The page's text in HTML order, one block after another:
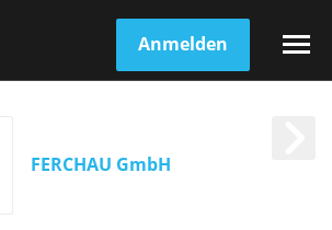
Anmelden
FERCHAU GmbH